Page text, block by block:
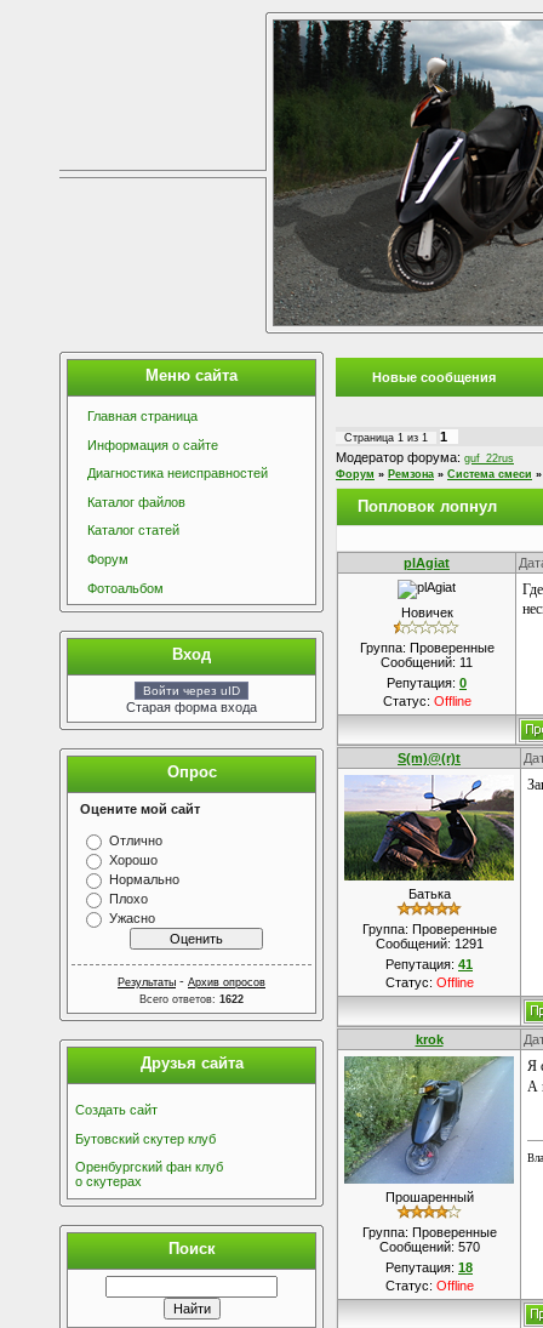
Меню сайта
Главная страница
Информация о сайте
Диагностика неисправностей
Каталог файлов
Каталог статей
Форум
Фотоальбом
Вход
Войти через uID
Старая форма входа
Опрос
Оцените мой сайт
Отлично
Хорошо
Нормально
Плохо
Ужасно
Результаты - Архив опросов
Всего ответов: 1622
Друзья сайта
Создать сайт
Бутовский скутер клуб
Оренбургский фан клуб
о скутерах
Поиск
Новые сообщения
Страница 1 из 1
1
Модератор форума: guf_22rus
Форум » Ремзона » Система смеси »
Попловок лопнул
plAgiat
Новичек
Группа: Проверенные
Сообщений: 11
Репутация: 0
Статус: Offline
S(m)@(r)t
Батька
Группа: Проверенные
Сообщений: 1291
Репутация: 41
Статус: Offline
krok
Прошаренный
Группа: Проверенные
Сообщений: 570
Репутация: 18
Статус: Offline
Я
А